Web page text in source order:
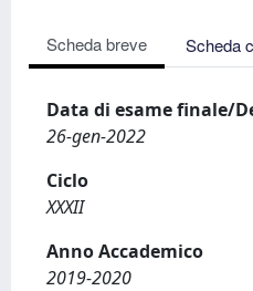
Scheda breve Scheda
Data di esame finale/
26-gen-2022
Ciclo
XXXII
Anno Accademico
2019-2020